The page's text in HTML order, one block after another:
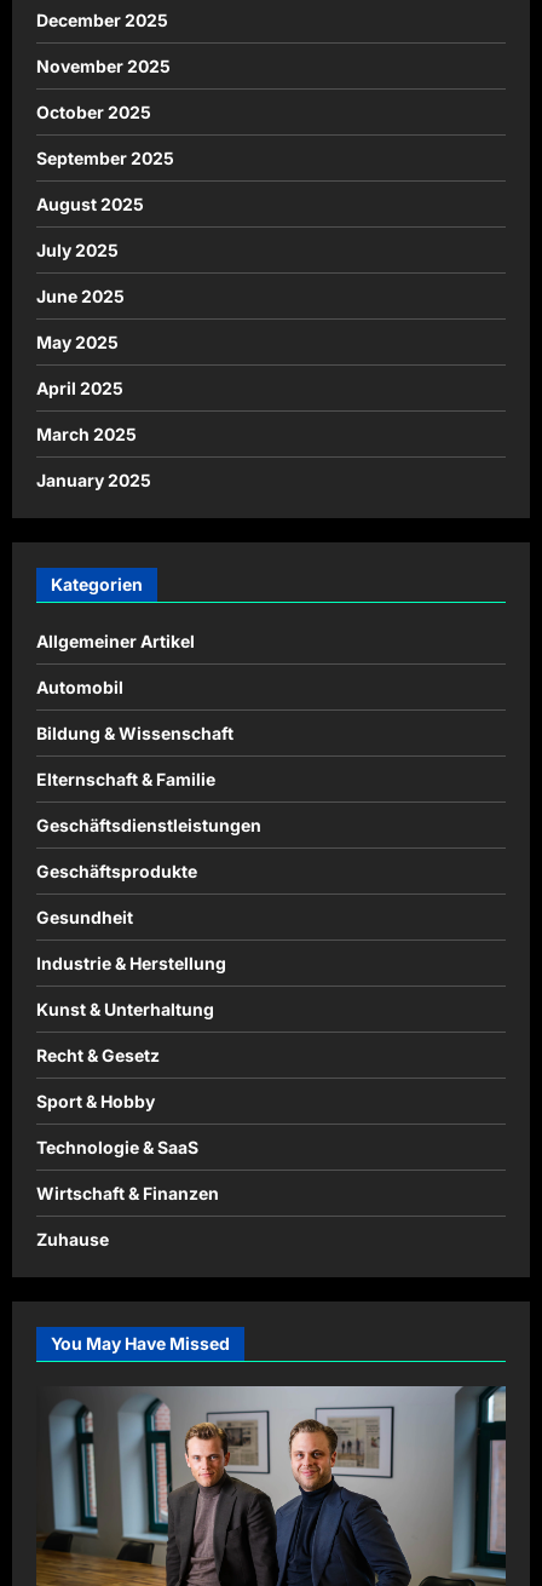
December 2025
November 2025
October 2025
September 2025
August 2025
July 2025
June 2025
May 2025
April 2025
March 2025
January 2025
Kategorien
Allgemeiner Artikel
Automobil
Bildung & Wissenschaft
Elternschaft & Familie
Geschäftsdienstleistungen
Geschäftsprodukte
Gesundheit
Industrie & Herstellung
Kunst & Unterhaltung
Recht & Gesetz
Sport & Hobby
Technologie & SaaS
Wirtschaft & Finanzen
Zuhause
You May Have Missed